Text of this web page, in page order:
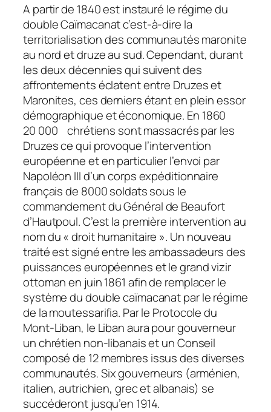
A partir de 1840 est instauré le régime du
double Caïmacanat c’est-à-dire la
territorialisation des communautés maronite
au nord et druze au sud. Cependant, durant
les deux décennies qui suivent des
affrontements éclatent entre Druzes et
Maronites, ces derniers étant en plein essor
démographique et économique. En 1860
20 000 chrétiens sont massacrés par les
Druzes ce qui provoque l’intervention
européenne et en particulier l’envoi par
Napoléon III d’un corps expéditionnaire
français de 8000 soldats sous le
commandement du Général de Beaufort
d’Hautpoul. C’est la première intervention au
nom du « droit humanitaire ». Un nouveau
traité est signé entre les ambassadeurs des
puissances européennes et le grand vizir
ottoman en juin 1861 afin de remplacer le
système du double caïmacanat par le régime
de la moutessarifia. Par le Protocole du
Mont-Liban, le Liban aura pour gouverneur
un chrétien non-libanais et un Conseil
composé de 12 membres issus des diverses
communautés. Six gouverneurs (arménien,
italien, autrichien, grec et albanais) se
succéderont jusqu’en 1914.